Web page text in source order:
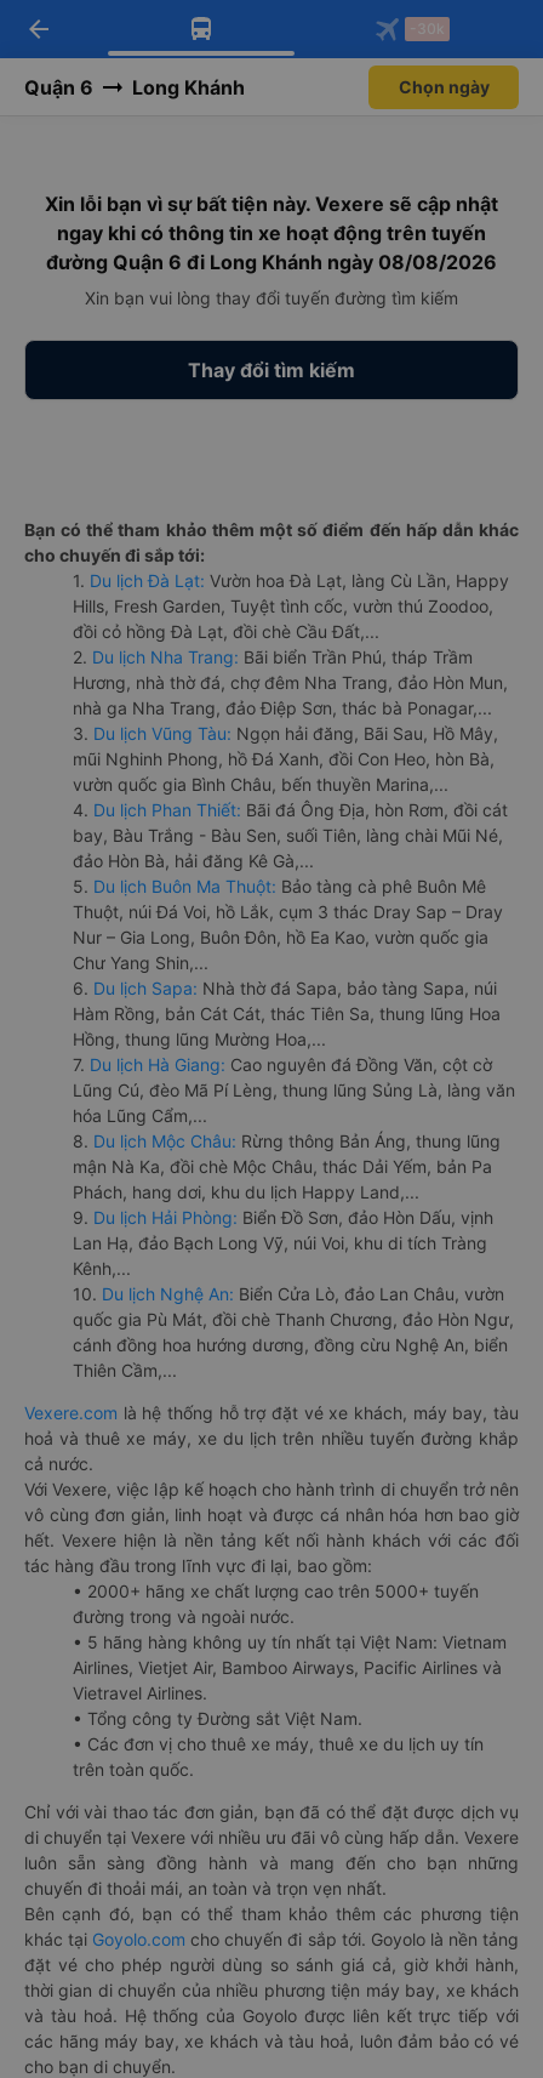
Tải app Vexere ngay!
Nhận ưu đãi thành viên độc
Mở app
Tải app Vexere
-30k/ghế khi đặt vé máy bay qua
Mở app
arrow_back -30k
Quận 6 Long Khánh Chọn ngày
Xin lỗi bạn vì sự bất tiện này. Vexere sẽ cập nhật
ngay khi có thông tin xe hoạt động trên tuyến
đường Quận 6 đi Long Khánh ngày 08/08/2026
Xin bạn vui lòng thay đổi tuyến đường tìm kiếm
Thay đổi tìm kiếm
Bạn có thể tham khảo thêm một số điểm đến hấp dẫn khác
cho chuyến đi sắp tới:
1. Du lịch Đà Lạt: Vườn hoa Đà Lạt, làng Cù Lần, Happy
Hills, Fresh Garden, Tuyệt tình cốc, vườn thú Zoodoo,
đồi cỏ hồng Đà Lạt, đồi chè Cầu Đất,...
2. Du lịch Nha Trang: Bãi biển Trần Phú, tháp Trầm
Hương, nhà thờ đá, chợ đêm Nha Trang, đảo Hòn Mun,
nhà ga Nha Trang, đảo Điệp Sơn, thác bà Ponagar,...
3. Du lịch Vũng Tàu: Ngọn hải đăng, Bãi Sau, Hồ Mây,
mũi Nghinh Phong, hồ Đá Xanh, đồi Con Heo, hòn Bà,
vườn quốc gia Bình Châu, bến thuyền Marina,...
4. Du lịch Phan Thiết: Bãi đá Ông Địa, hòn Rơm, đồi cát
bay, Bàu Trắng - Bàu Sen, suối Tiên, làng chài Mũi Né,
đảo Hòn Bà, hải đăng Kê Gà,...
5. Du lịch Buôn Ma Thuột: Bảo tàng cà phê Buôn Mê
Thuột, núi Đá Voi, hồ Lắk, cụm 3 thác Dray Sap – Dray
Nur – Gia Long, Buôn Đôn, hồ Ea Kao, vườn quốc gia
Chư Yang Shin,...
6. Du lịch Sapa: Nhà thờ đá Sapa, bảo tàng Sapa, núi
Hàm Rồng, bản Cát Cát, thác Tiên Sa, thung lũng Hoa
Hồng, thung lũng Mường Hoa,...
7. Du lịch Hà Giang: Cao nguyên đá Đồng Văn, cột cờ
Lũng Cú, đèo Mã Pí Lèng, thung lũng Sủng Là, làng văn
hóa Lũng Cẩm,...
8. Du lịch Mộc Châu: Rừng thông Bản Áng, thung lũng
mận Nà Ka, đồi chè Mộc Châu, thác Dải Yếm, bản Pa
Phách, hang dơi, khu du lịch Happy Land,...
9. Du lịch Hải Phòng: Biển Đồ Sơn, đảo Hòn Dấu, vịnh
Lan Hạ, đảo Bạch Long Vỹ, núi Voi, khu di tích Tràng
Kênh,...
10. Du lịch Nghệ An: Biển Cửa Lò, đảo Lan Châu, vườn
quốc gia Pù Mát, đồi chè Thanh Chương, đảo Hòn Ngư,
cánh đồng hoa hướng dương, đồng cừu Nghệ An, biển
Thiên Cầm,...
Vexere.com là hệ thống hỗ trợ đặt vé xe khách, máy bay, tàu
hoả và thuê xe máy, xe du lịch trên nhiều tuyến đường khắp
cả nước.
Với Vexere, việc lập kế hoạch cho hành trình di chuyển trở nên
vô cùng đơn giản, linh hoạt và được cá nhân hóa hơn bao giờ
hết. Vexere hiện là nền tảng kết nối hành khách với các đối
tác hàng đầu trong lĩnh vực đi lại, bao gồm:
• 2000+ hãng xe chất lượng cao trên 5000+ tuyến
đường trong và ngoài nước.
• 5 hãng hàng không uy tín nhất tại Việt Nam: Vietnam
Airlines, Vietjet Air, Bamboo Airways, Pacific Airlines và
Vietravel Airlines.
• Tổng công ty Đường sắt Việt Nam.
• Các đơn vị cho thuê xe máy, thuê xe du lịch uy tín
trên toàn quốc.
Chỉ với vài thao tác đơn giản, bạn đã có thể đặt được dịch vụ
di chuyển tại Vexere với nhiều ưu đãi vô cùng hấp dẫn. Vexere
luôn sẵn sàng đồng hành và mang đến cho bạn những
chuyến đi thoải mái, an toàn và trọn vẹn nhất.
Bên cạnh đó, bạn có thể tham khảo thêm các phương tiện
khác tại Goyolo.com cho chuyến đi sắp tới. Goyolo là nền tảng
đặt vé cho phép người dùng so sánh giá cả, giờ khởi hành,
thời gian di chuyển của nhiều phương tiện máy bay, xe khách
và tàu hoả. Hệ thống của Goyolo được liên kết trực tiếp với
các hãng máy bay, xe khách và tàu hoả, luôn đảm bảo có vé
cho bạn di chuyển.